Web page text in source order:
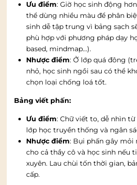
Ưu điểm: Giờ học sinh động
thể dùng nhiều màu để phân
sinh dễ tập trung vì bảng sạch
phù hợp với phương pháp dạy
based, mindmap…).
Nhược điểm: Ở lớp quá đông
nhỏ, học sinh ngồi sau có thể
chọn loại chống loá tốt.
Bảng viết phấn:
Ưu điểm: Chữ viết to, dễ nhìn
lớp học truyền thống và ngân
Nhược điểm: Bụi phấn gây mỏi
cho cả thầy cô và học sinh nếu
xuyên. Lau chùi tốn thời gian,
cấp.